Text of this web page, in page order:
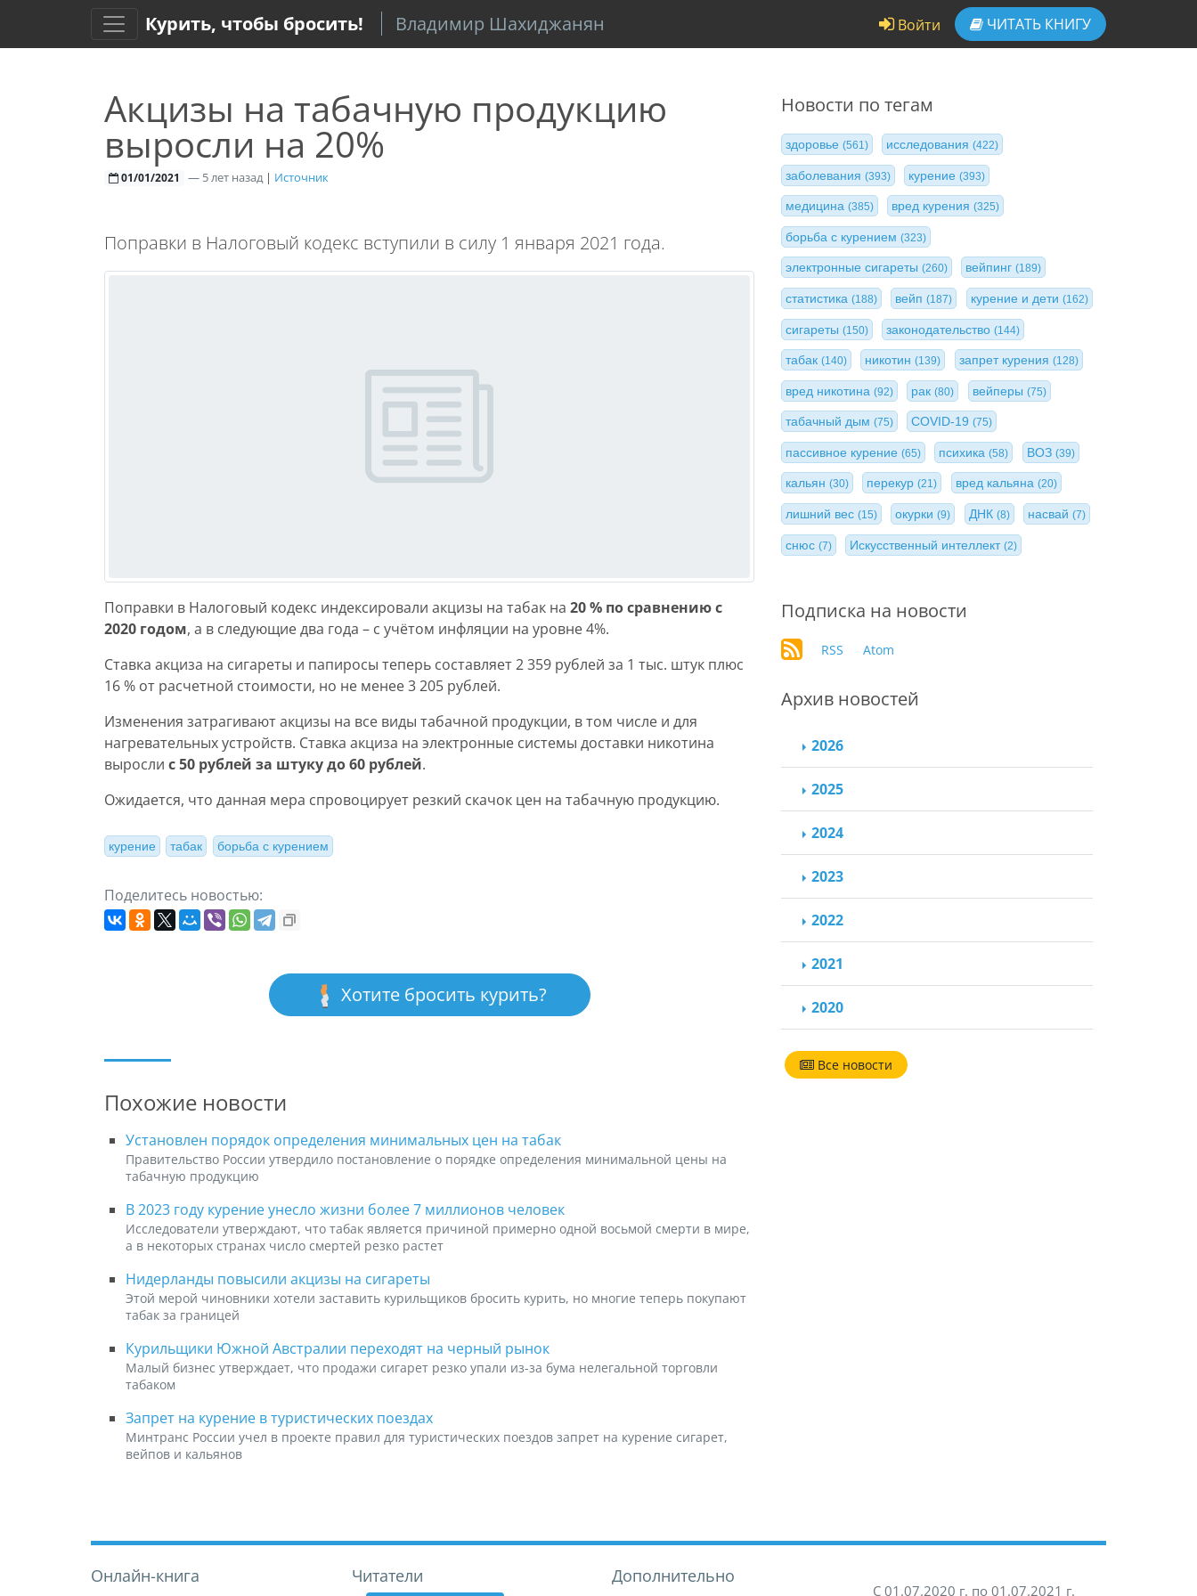
Курить, чтобы бросить! Владимир Шахиджанян Войти ЧИТАТЬ КНИГУ
Акцизы на табачную продукцию
выросли на 20%
01/01/2021 —5 лет назад | Источник
Поправки в Налоговый кодекс вступили в силу 1 января 2021 года.
Поправки в Налоговый кодекс индексировали акцизы на табак на 20 % по сравнению с
2020 годом, а в следующие два года – с учётом инфляции на уровне 4%.
Ставка акциза на сигареты и папиросы теперь составляет 2 359 рублей за 1 тыс. штук плюс
16 % от расчетной стоимости, но не менее 3 205 рублей.
Изменения затрагивают акцизы на все виды табачной продукции, в том числе и для
нагревательных устройств. Ставка акциза на электронные системы доставки никотина
выросли с 50 рублей за штуку до 60 рублей.
Ожидается, что данная мера спровоцирует резкий скачок цен на табачную продукцию.
курение табак борьба с курением
Поделитесь новостью:
Хотите бросить курить?
Похожие новости
Установлен порядок определения минимальных цен на табак
Правительство России утвердило постановление о порядке определения минимальной цены на
табачную продукцию
В 2023 году курение унесло жизни более 7 миллионов человек
Исследователи утверждают, что табак является причиной примерно одной восьмой смерти в мире,
а в некоторых странах число смертей резко растет
Нидерланды повысили акцизы на сигареты
Этой мерой чиновники хотели заставить курильщиков бросить курить, но многие теперь покупают
табак за границей
Курильщики Южной Австралии переходят на черный рынок
Малый бизнес утверждает, что продажи сигарет резко упали из-за бума нелегальной торговли
табаком
Запрет на курение в туристических поездах
Минтранс России учел в проекте правил для туристических поездов запрет на курение сигарет,
вейпов и кальянов
Новости по тегам
здоровье (561) исследования(422)
заболевания (393) курение(393)
медицина (385) вред курения(325)
борьба с курением (323)
электронные сигареты (260) вейпинг(189)
статистика (188) вейп(187) курение и дети (162)
сигареты (150) законодательство(144)
табак (140) никотин(139) запрет курения (128)
вред никотина (92) рак(80) вейперы (75)
табачный дым (75) COVID-19(75)
пассивное курение (65) психика(58) ВОЗ (39)
кальян (30) перекур(21) вред кальяна (20)
лишний вес (15) окурки(9) ДНК (8) насвай(7)
снюс (7) Искусственный интеллект(2)
Подписка на новости
RSS Atom
Архив новостей
2026
2025
2024
2023
2022
2021
2020
Все новости
Онлайн-книга Читатели Дополнительно
С 01.07.2020 г. по 01.07.2021 г.